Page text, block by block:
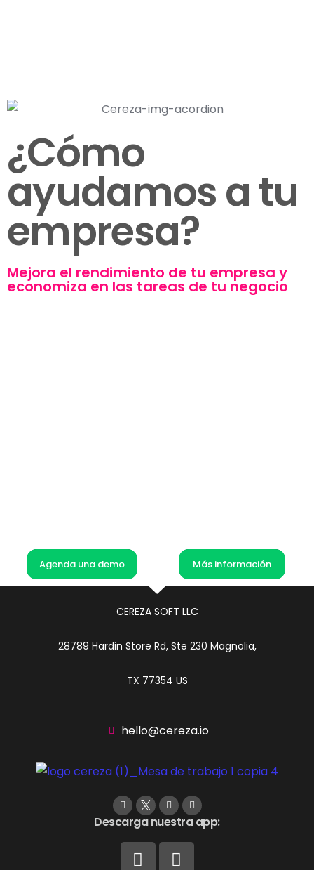
¿Cómo
ayudamos a tu
empresa?
Mejora el rendimiento de tu empresa y
economiza en las tareas de tu negocio
Agenda una demo Más información
CEREZA SOFT LLC
28789 Hardin Store Rd, Ste 230 Magnolia,
TX 77354 US
hello@cereza.io
Descarga nuestra app: